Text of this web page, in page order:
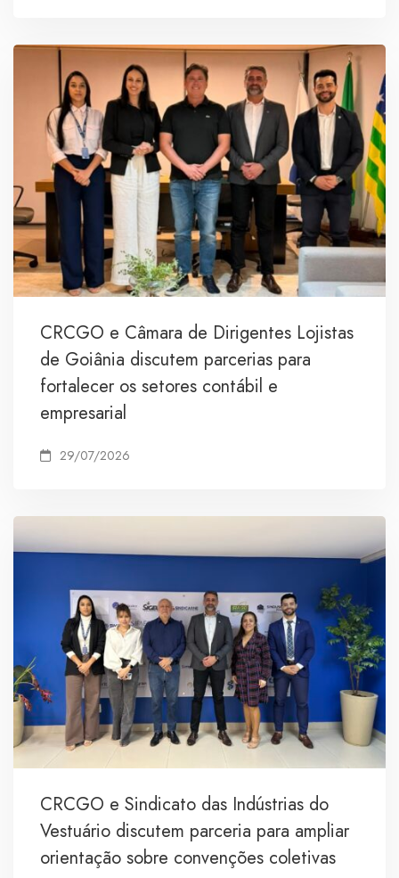
CRCGO e Câmara de Dirigentes Lojistas
de Goiânia discutem parcerias para
fortalecer os setores contábil e
empresarial
29/07/2026
CRCGO e Sindicato das Indústrias do
Vestuário discutem parceria para ampliar
orientação sobre convenções coletivas